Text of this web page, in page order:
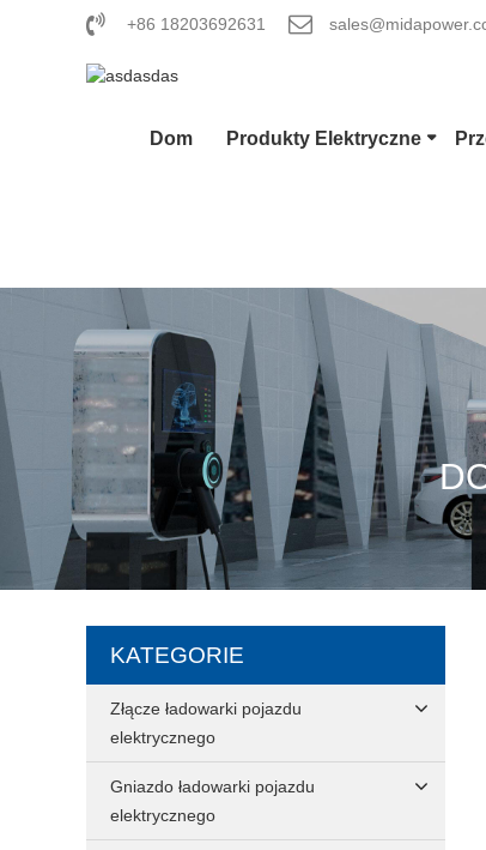
+86 18203692631
Dom Produkty Elektryczne
KATEGORIE
Złącze ładowarki pojazdu
elektrycznego
Gniazdo ładowarki pojazdu
elektrycznego